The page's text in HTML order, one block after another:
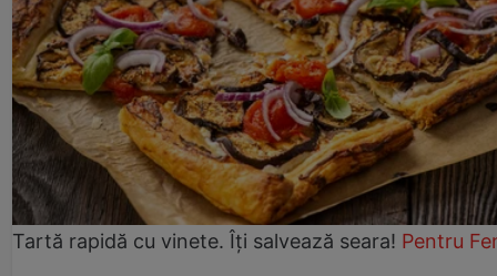
Tartă rapidă cu vinete. Îți salvează seara! Pentru